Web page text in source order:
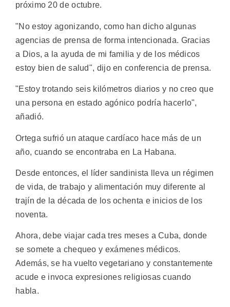
próximo 20 de octubre.
"No estoy agonizando, como han dicho algunas
agencias de prensa de forma intencionada. Gracias
a Dios, a la ayuda de mi familia y de los médicos
estoy bien de salud", dijo en conferencia de prensa.
"Estoy trotando seis kilómetros diarios y no creo que
una persona en estado agónico podría hacerlo",
añadió.
Ortega sufrió un ataque cardíaco hace más de un
año, cuando se encontraba en La Habana.
Desde entonces, el líder sandinista lleva un régimen
de vida, de trabajo y alimentación muy diferente al
trajín de la década de los ochenta e inicios de los
noventa.
Ahora, debe viajar cada tres meses a Cuba, donde
se somete a chequeo y exámenes médicos.
Además, se ha vuelto vegetariano y constantemente
acude e invoca expresiones religiosas cuando
habla.